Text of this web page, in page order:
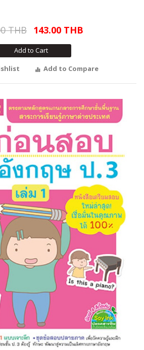
THB 143.00 THB
Add to Cart
Add to Compare